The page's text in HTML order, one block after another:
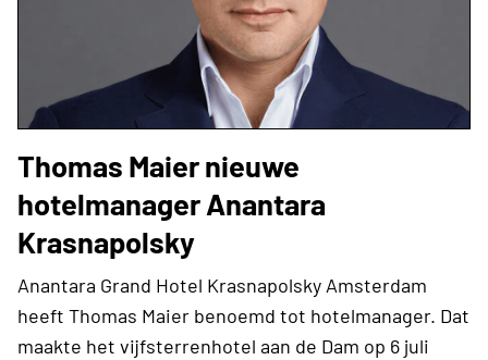
Thomas Maier nieuwe
hotelmanager Anantara
Krasnapolsky
Anantara Grand Hotel Krasnapolsky Amsterdam
heeft Thomas Maier benoemd tot hotelmanager. Dat
maakte het vijfsterrenhotel aan de Dam op 6 juli